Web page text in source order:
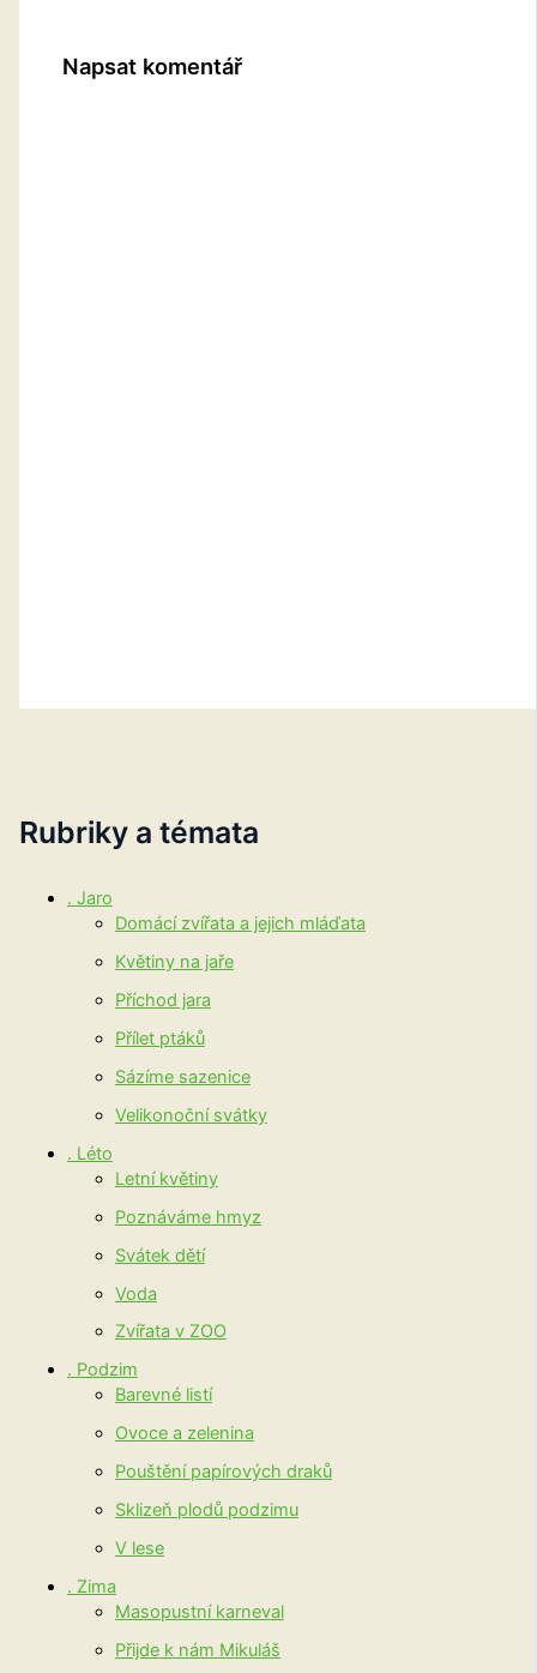
Rubriky a témata
. Jaro
Domácí zvířata a jejich mláďata
Květiny na jaře
Příchod jara
Přílet ptáků
Sázíme sazenice
Velikonoční svátky
. Léto
Letní květiny
Poznáváme hmyz
Svátek dětí
Voda
Zvířata v ZOO
. Podzim
Barevné listí
Ovoce a zelenina
Pouštění papírových draků
Sklizeň plodů podzimu
V lese
. Zima
Masopustní karneval
Přijde k nám Mikuláš
Napsat komentář